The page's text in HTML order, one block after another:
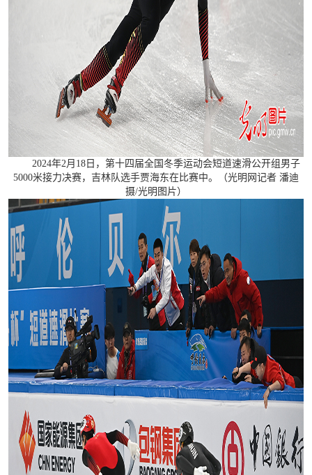
2024年2月18日，第十四届全国冬季运动会短道速滑公开组男子
5000米接力决赛，吉林队选手贾海东在比赛中。（光明网记者 潘迪
摄/光明图片）